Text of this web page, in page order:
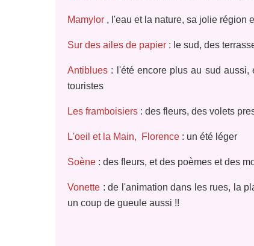
Mamylor , l'eau et la nature, sa jolie région
Sur des ailes de papier : le sud, des
Antiblues : l'été encore plus au sud
touristes
Les framboisiers : des fleurs, des volets
L'oeil et la Main, Florence : un été léger
Soène : des fleurs, et des poèmes et des
Vonette : de l'animation dans les rues, la
un coup de gueule aussi !!